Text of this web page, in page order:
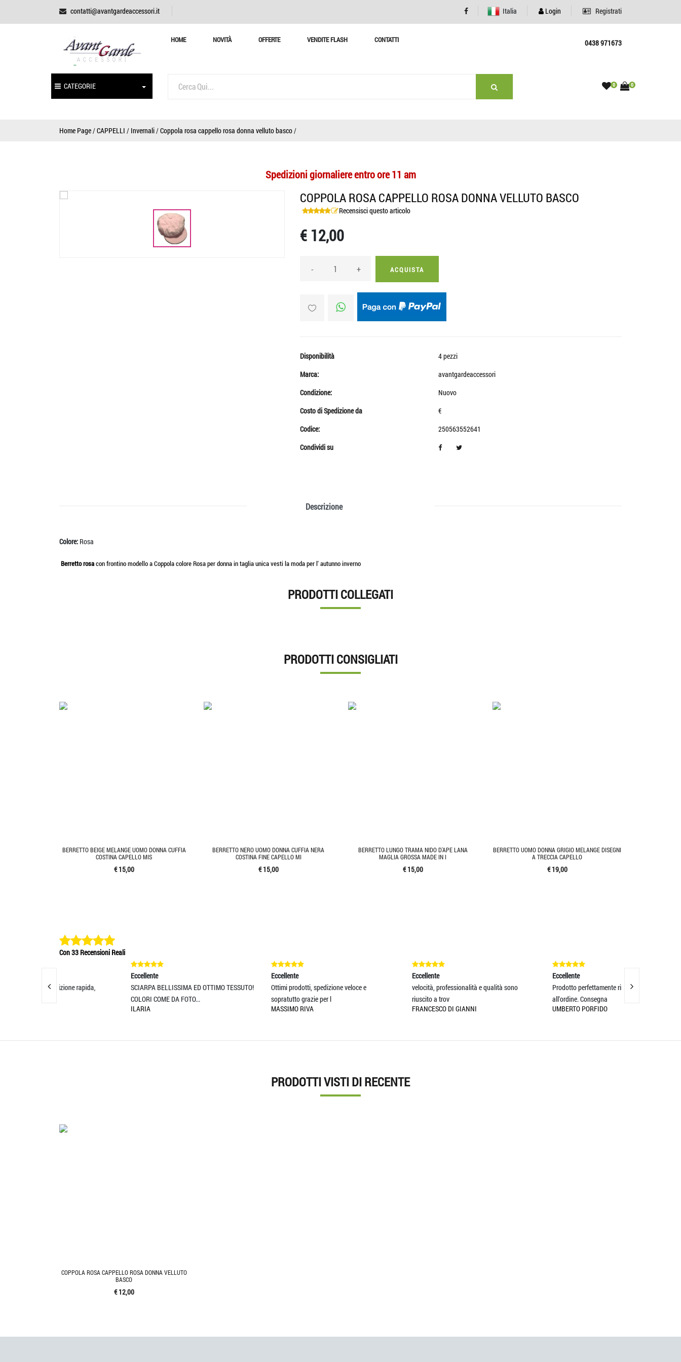
contatti@avantgardeaccessori.it Italia Login Registrati
HOME NOVITÀ OFFERTE VENDITE FLASH CONTATTI 0438 971673
CATEGORIE 0 0
Home Page/CAPPELLI / Invernali/Coppola rosa cappello rosa donna velluto basco/
Spedizioni giornaliere entro ore 11 am
COPPOLA ROSA CAPPELLO ROSA DONNA VELLUTO BASCO
Recensisci questo articolo
€ 12,00
- + ACQUISTA
Disponibilità
4 pezzi
Marca:
avantgardeaccessori
Condizione:
Nuovo
Costo di Spedizione da
€
Codice:
250563552641
Condividi su
Descrizione
Colore: Rosa
Berretto rosacon frontino modello a Coppola colore Rosa per donna in taglia unica vesti la moda per l' autunno inverno
PRODOTTI COLLEGATI
PRODOTTI CONSIGLIATI
BERRETTO BEIGE MELANGE UOMO DONNA CUFFIA
COSTINA CAPELLO MIS
€ 15,00
BERRETTO NERO UOMO DONNA CUFFIA NERA
COSTINA FINE CAPELLO MI
€ 15,00
BERRETTO LUNGO TRAMA NIDO D'APE LANA
MAGLIA GROSSA MADE IN I
€ 15,00
BERRETTO UOMO DONNA GRIGIO MELANGE DISEGNI
A TRECCIA CAPELLO
€ 19,00
Con 33 Recensioni Reali
SCIARPA BELLISSIMA ED OTTIMO TESSUTO!
COLORI COME DA FOTO...
Ottimi prodotti, spedizione veloce e
sopratutto grazie per l
velocità, professionalità e qualità sono
FRANCESCO DI GIANNI
Prodotto perfettamente rispondente
Servizio
PRODOTTI VISTI DI RECENTE
'.'
COPPOLA ROSA CAPPELLO ROSA DONNA VELLUTO
BASCO
€ 12,00